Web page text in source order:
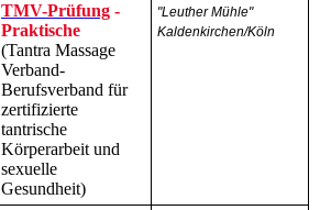
TMV-Prüfung -
Praktische
(Tantra Massage
Verband-
Berufsverband für
zertifizierte
tantrische
Körperarbeit und
sexuelle
Gesundheit)
"Leuther Mühle"
Kaldenkirchen/Köln